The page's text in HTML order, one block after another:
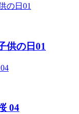
供の日01
04